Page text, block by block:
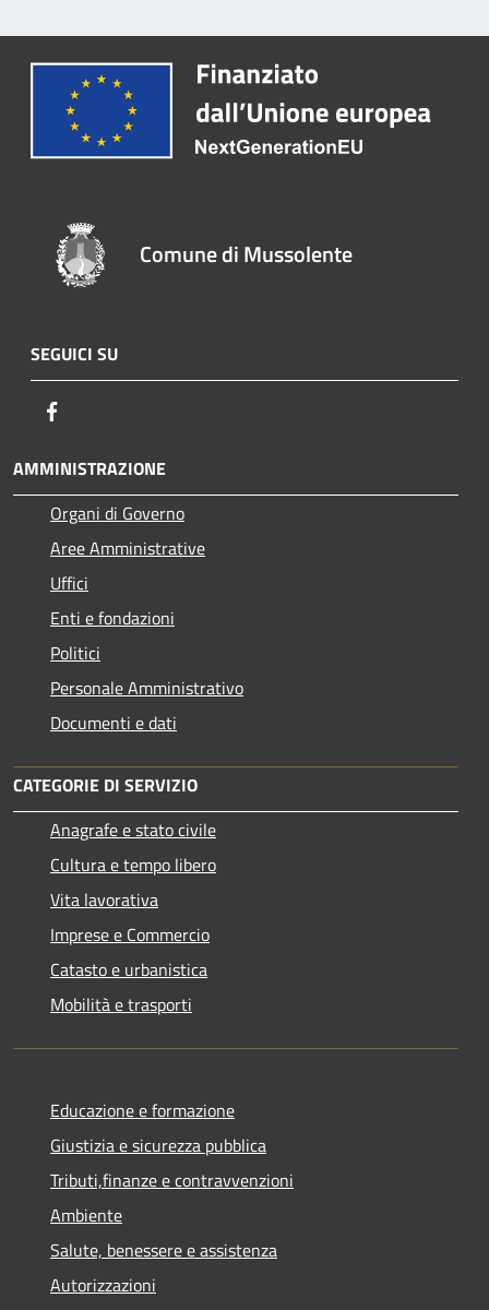
Comune di Mussolente
SEGUICI SU
AMMINISTRAZIONE
Organi di Governo
Aree Amministrative
Uffici
Enti e fondazioni
Politici
Personale Amministrativo
Documenti e dati
CATEGORIE DI SERVIZIO
Anagrafe e stato civile
Cultura e tempo libero
Vita lavorativa
Imprese e Commercio
Catasto e urbanistica
Mobilità e trasporti
Educazione e formazione
Giustizia e sicurezza pubblica
Tributi,finanze e contravvenzioni
Ambiente
Salute, benessere e assistenza
Autorizzazioni